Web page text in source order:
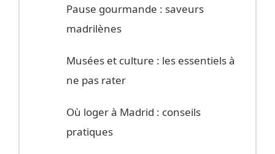
Pause gourmande : saveurs
madrilènes
Musées et culture : les essentiels à
ne pas rater
Où loger à Madrid : conseils
pratiques